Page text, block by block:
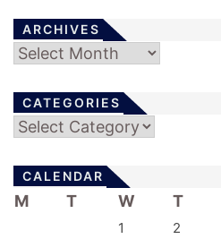
ARCHIVES
Archives
CATEGORIES
Categories
CALENDAR
M T W T
1 2